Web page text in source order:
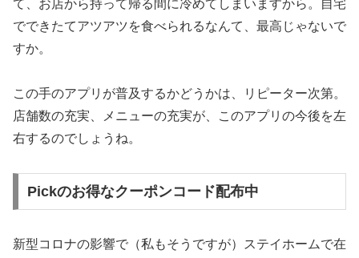
て、お店から持って帰る間に冷めてしまいますから。自宅
でできたてアツアツを食べられるなんて、最高じゃないで
すか。
この手のアプリが普及するかどうかは、リピーター次第。
店舗数の充実、メニューの充実が、このアプリの今後を左
右するのでしょうね。
Pickのお得なクーポンコード配布中
新型コロナの影響で（私もそうですが）ステイホームで在